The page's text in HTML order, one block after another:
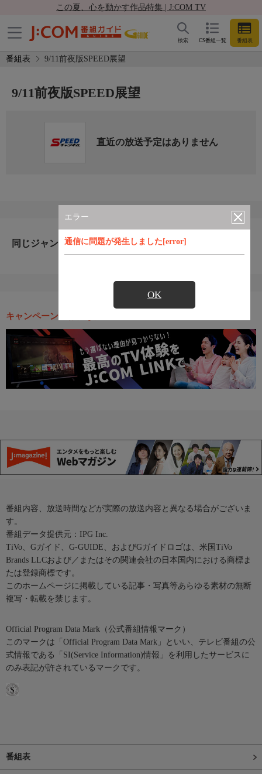
この夏、心を動かす作品特集 | J:COM TV
CS番組一覧 番組表
検索
番組表 9/11前夜版SPEED展望
エラー
通信に問題が発生しました[error]
OK
9/11前夜版SPEED展望
直近の放送予定はありません
同じジャンルのおすすめ番組
キャンペーン・お得な情報
番組内容、放送時間などが実際の放送内容と異なる場合がございま
す。
番組データ提供元：IPG Inc.
TiVo、Gガイド、G-GUIDE、およびGガイドロゴは、米国TiVo
Brands LLCおよび／またはその関連会社の日本国内における商標ま
たは登録商標です。
このホームページに掲載している記事・写真等あらゆる素材の無断
複写・転載を禁じます。
Official Program Data Mark（公式番組情報マーク）
このマークは「Official Program Data Mark」といい、テレビ番組の公
式情報である「SI(Service Information)情報」を利用したサービスに
のみ表記が許されているマークです。
番組表